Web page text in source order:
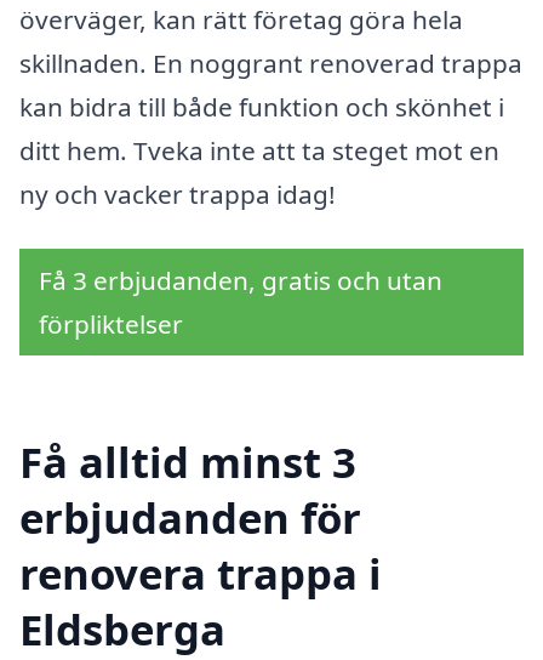
överväger, kan rätt företag göra hela
skillnaden. En noggrant renoverad trappa
kan bidra till både funktion och skönhet i
ditt hem. Tveka inte att ta steget mot en
ny och vacker trappa idag!
Få 3 erbjudanden, gratis och utan
förpliktelser
Få alltid minst 3
erbjudanden för
renovera trappa i
Eldsberga